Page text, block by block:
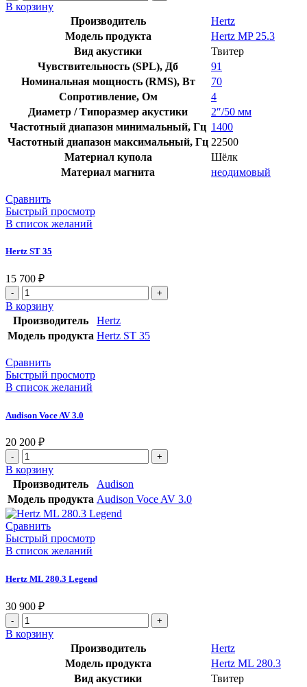
В корзину
Производитель
Hertz
Модель продукта
Hertz MP 25.3
Вид акустики
Твитер
Чувствительность (SPL), Дб
91
Номинальная мощность (RMS), Вт
70
Сопротивление, Ом
4
Диаметр / Типоразмер акустики
2″/50 мм
Частотный диапазон минимальный, Гц 1400
Частотный диапазон максимальный, Гц 22500
Материал купола
Шёлк
Материал магнита
неодимовый
Сравнить
Быстрый просмотр
В список желаний
Hertz ST 35
15 700 ₽
В корзину
Производитель
Hertz
Модель продукта Hertz ST 35
Сравнить
Быстрый просмотр
В список желаний
Audison Voce AV 3.0
20 200 ₽
В корзину
Производитель
Audison
Модель продукта Audison Voce AV 3.0
Сравнить
Быстрый просмотр
В список желаний
Hertz ML 280.3 Legend
30 900 ₽
В корзину
Производитель
Hertz
Модель продукта
Hertz ML 280.3
Вид акустики
Твитер